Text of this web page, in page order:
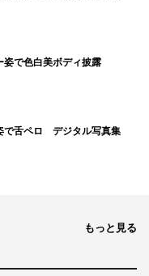
姿で色白美ボディ披露
で舌ペロ デジタル写真集
もっと見る